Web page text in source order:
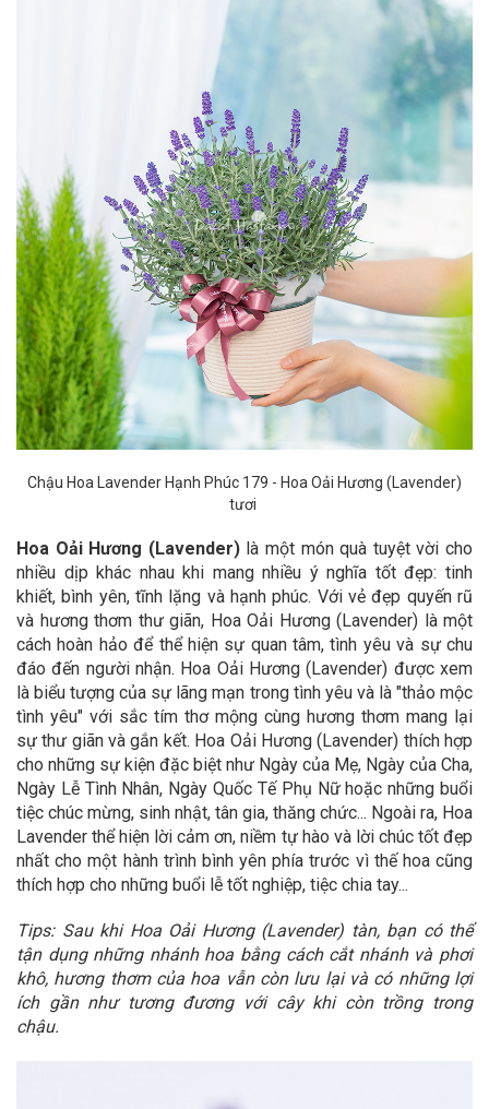
Chậu Hoa Lavender Hạnh Phúc 179 - Hoa Oải Hương (Lavender)
tươi
Hoa Oải Hương (Lavender) là một món quà tuyệt vời cho
nhiều dịp khác nhau khi mang nhiều ý nghĩa tốt đẹp: tinh
khiết, bình yên, tĩnh lặng và hạnh phúc. Với vẻ đẹp quyến rũ
và hương thơm thư giãn, Hoa Oải Hương (Lavender) là một
cách hoàn hảo để thể hiện sự quan tâm, tình yêu và sự chu
đáo đến người nhận. Hoa Oải Hương (Lavender) được xem
là biểu tượng của sự lãng mạn trong tình yêu và là "thảo mộc
tình yêu" với sắc tím thơ mộng cùng hương thơm mang lại
sự thư giãn và gắn kết. Hoa Oải Hương (Lavender) thích hợp
cho những sự kiện đặc biệt như Ngày của Mẹ, Ngày của Cha,
Ngày Lễ Tình Nhân, Ngày Quốc Tế Phụ Nữ hoặc những buổi
tiệc chúc mừng, sinh nhật, tân gia, thăng chức... Ngoài ra, Hoa
Lavender thể hiện lời cảm ơn, niềm tự hào và lời chúc tốt đẹp
nhất cho một hành trình bình yên phía trước vì thế hoa cũng
thích hợp cho những buổi lễ tốt nghiệp, tiệc chia tay...
Tips: Sau khi Hoa Oải Hương (Lavender) tàn, bạn có thể
tận dụng những nhánh hoa bằng cách cắt nhánh và phơi
khô, hương thơm của hoa vẫn còn lưu lại và có những lợi
ích gần như tương đương với cây khi còn trồng trong
chậu.